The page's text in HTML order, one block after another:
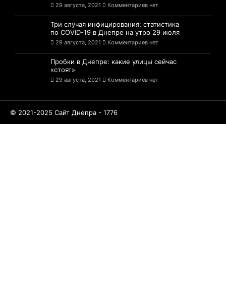
29 августа, 2021 Комментариев нет
Три случая инфицирования: статистика
по COVID-19 в Днепре на утро 29 июля
29 августа, 2021 Комментариев нет
Пробки в Днепре: какие улицы сейчас
«стоят»
29 августа, 2021 Комментариев нет
© 2021-2025 Сайт Днепра - 1776